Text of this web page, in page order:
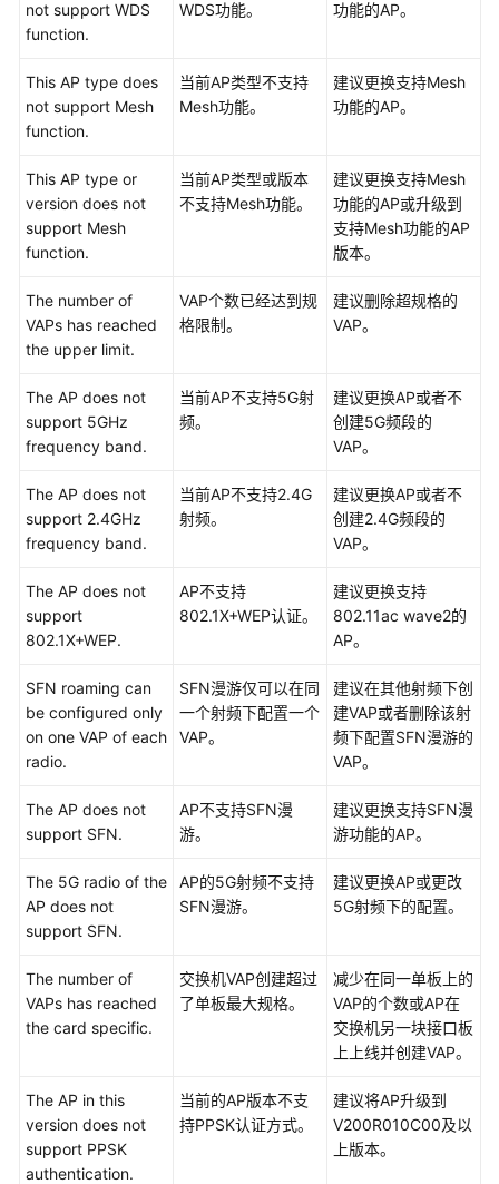
警
ALM-
认
证
服
器
通
讯
复
ALM-
RADIUS
证
务
器
通
断
303046724
RADIUS
计
服
务
器
恢
复
not support WDS
function.
WDS功能。 功能的AP。
This AP type does
not support Mesh
function.
当前AP类型不支持
Mesh功能。
建议更换支持Mesh
功能的AP。
This AP type or
version does not
support Mesh
function.
当前AP类型或版本
不支持Mesh功能。
建议更换支持Mesh
功能的AP或升级到
支持Mesh功能的AP
版本。
The number of
VAPs has reached
the upper limit.
VAP个数已经达到规
格限制。
建议删除超规格的
VAP。
The AP does not
support 5GHz
frequency band.
当前AP不支持5G射
频。
建议更换AP或者不
创建5G频段的
VAP。
The AP does not
support 2.4GHz
frequency band.
当前AP不支持2.4G
射频。
建议更换AP或者不
创建2.4G频段的
VAP。
The AP does not
support
802.1X+WEP.
AP不支持
802.1X+WEP认证。
建议更换支持
802.11ac wave2的
AP。
SFN roaming can
be configured only
on one VAP of each
radio.
SFN漫游仅可以在同
一个射频下配置一个
VAP。
建议在其他射频下创
建VAP或者删除该射
频下配置SFN漫游的
VAP。
The AP does not
support SFN.
AP不支持SFN漫
游。
建议更换支持SFN漫
游功能的AP。
The 5G radio of the
AP does not
support SFN.
AP的5G射频不支持
SFN漫游。
建议更换AP或更改
5G射频下的配置。
The number of
VAPs has reached
the card specific.
交换机VAP创建超过
了单板最大规格。
减少在同一单板上的
VAP的个数或AP在
交换机另一块接口板
上上线并创建VAP。
The AP in this
version does not
support PPSK
authentication.
当前的AP版本不支
持PPSK认证方式。
建议将AP升级到
V200R010C00及以
上版本。